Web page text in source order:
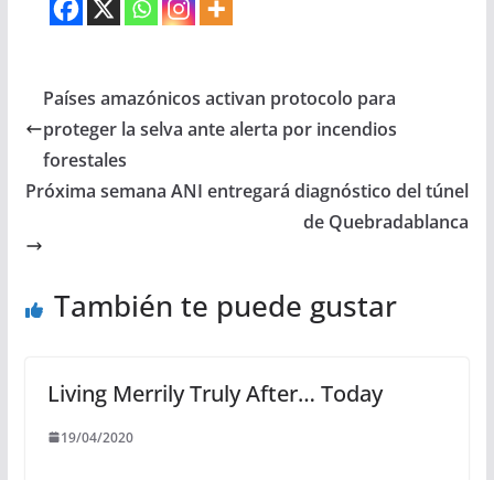
Países amazónicos activan protocolo para
proteger la selva ante alerta por incendios
forestales
Próxima semana ANI entregará diagnóstico del túnel
de Quebradablanca
También te puede gustar
Living Merrily Truly After… Today
19/04/2020